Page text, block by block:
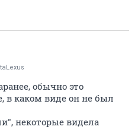
обычно это
в каком виде он не был
некоторые видела